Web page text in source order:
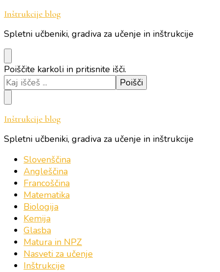
Inštrukcije blog
Spletni učbeniki, gradiva za učenje in inštrukcije
Iščeš
kaj?
Poiščite karkoli in pritisnite išči.
Inštrukcije blog
Spletni učbeniki, gradiva za učenje in inštrukcije
Slovenščina
Angleščina
Francoščina
Matematika
Biologija
Kemija
Glasba
Matura in NPZ
Nasveti za učenje
Inštrukcije